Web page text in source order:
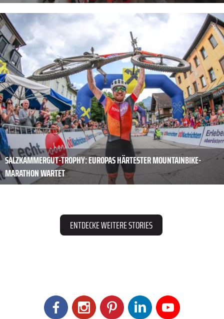
SALZKAMMERGUT-TROPHY: EUROPAS HÄRTESTER MOUNTAINBIKE-
MARATHON WARTET
ENTDECKE WEITERE STORIES